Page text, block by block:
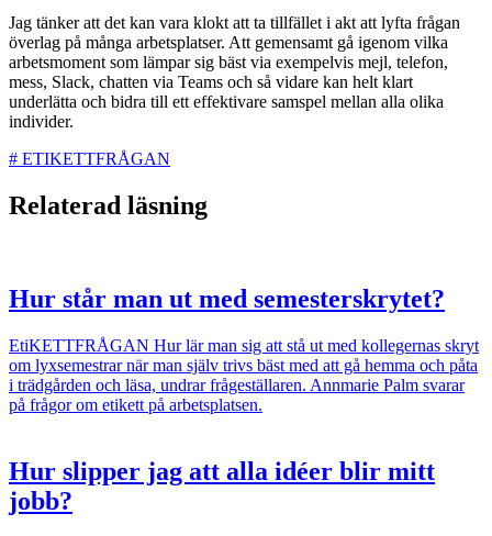
Jag tänker att det kan vara klokt att ta tillfället i akt att lyfta frågan
överlag på många arbetsplatser. Att gemensamt gå igenom vilka
arbetsmoment som lämpar sig bäst via exempelvis mejl, telefon,
mess, Slack, chatten via Teams och så vidare kan helt klart
underlätta och bidra till ett effektivare samspel mellan alla olika
individer.
# ETIKETTFRÅGAN
Relaterad läsning
Hur står man ut med semesterskrytet?
EtiKETTFRÅGAN Hur lär man sig att stå ut med kollegernas skryt
om lyxsemestrar när man själv trivs bäst med att gå hemma och påta
i trädgården och läsa, undrar frågeställaren. Annmarie Palm svarar
på frågor om etikett på arbetsplatsen.
Hur slipper jag att alla idéer blir mitt
jobb?